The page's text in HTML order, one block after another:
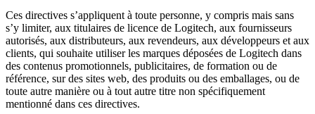
Ces directives s’appliquent à toute personne, y compris mais sans
s’y limiter, aux titulaires de licence de Logitech, aux fournisseurs
autorisés, aux distributeurs, aux revendeurs, aux développeurs et aux
clients, qui souhaite utiliser les marques déposées de Logitech dans
des contenus promotionnels, publicitaires, de formation ou de
référence, sur des sites web, des produits ou des emballages, ou de
toute autre manière ou à tout autre titre non spécifiquement
mentionné dans ces directives.